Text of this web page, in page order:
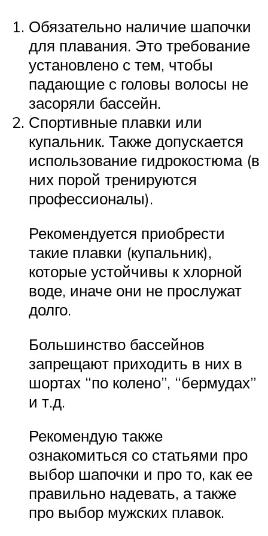
Обязательно наличие шапочки
для плавания. Это требование
установлено с тем, чтобы
падающие с головы волосы не
засоряли бассейн.
Спортивные плавки или
купальник. Также допускается
использование гидрокостюма (в
них порой тренируются
профессионалы).
Рекомендуется приобрести
такие плавки (купальник),
которые устойчивы к хлорной
воде, иначе они не прослужат
долго.
Большинство бассейнов
запрещают приходить в них в
шортах “по колено”, “бермудах”
и т.д.
Рекомендую также
ознакомиться со статьями про
выбор шапочки и про то, как ее
правильно надевать, а также
про выбор мужских плавок.